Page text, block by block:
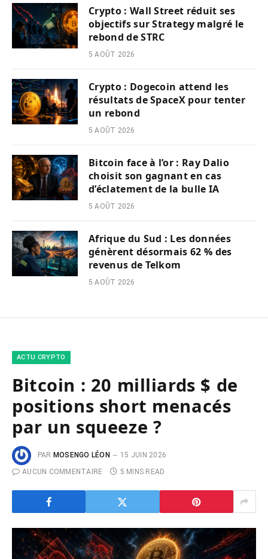
Crypto : Wall Street réduit ses
objectifs sur Strategy malgré le
rebond de STRC
5 AOÛT 2026
Crypto : Dogecoin attend les
résultats de SpaceX pour tenter
un rebond
5 AOÛT 2026
Bitcoin face à l’or : Ray Dalio
choisit son gagnant en cas
d’éclatement de la bulle IA
5 AOÛT 2026
Afrique du Sud : Les données
génèrent désormais 62 % des
revenus de Telkom
5 AOÛT 2026
ACTU CRYPTO
Bitcoin : 20 milliards $ de
positions short menacés
par un squeeze ?
PAR MOSENGO LÉON
15 JUIN 2026
AUCUN COMMENTAIRE
5 MINS READ